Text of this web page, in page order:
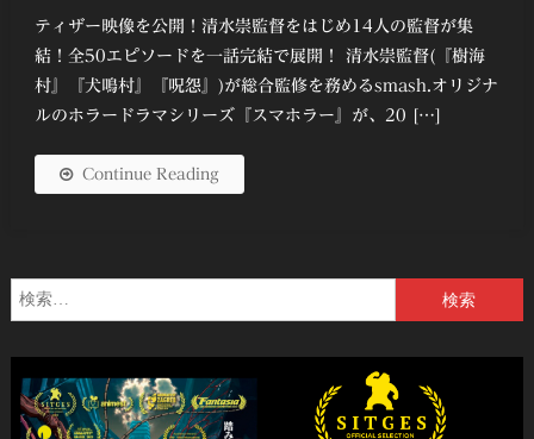
ティザー映像を公開！清水崇監督をはじめ14人の監督が集
結！全50エピソードを一話完結で展開！ 清水崇監督(『樹海
村』『犬鳴村』『呪怨』)が総合監修を務めるsmash.オリジナ
ルのホラードラマシリーズ『スマホラー』が、20 […]
Continue Reading
索: